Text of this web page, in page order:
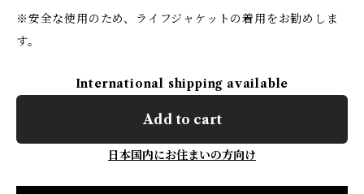
※安全な使用のため、ライフジャケットの着用をお勧めしま
す。
International shipping available
Add to cart
日本国内にお住まいの方向け